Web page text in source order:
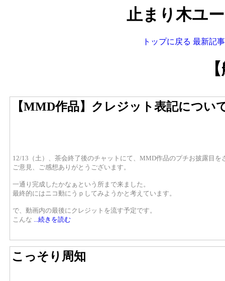
止まり木ユ
トップに戻る 最新記
【MMD作品】クレジット表記につい
12/13（土）、茶会終了後のチャットにて、MMD作品のプチお披露目を
ご意見、ご感想ありがとうございます。
一通り完成したかなぁという所まで来ました。
最終的にはニコ動にうｐしてみようかと考えています。
で、動画内の最後にクレジットを流す予定です。
こんな ...続きを読む
こっそり周知